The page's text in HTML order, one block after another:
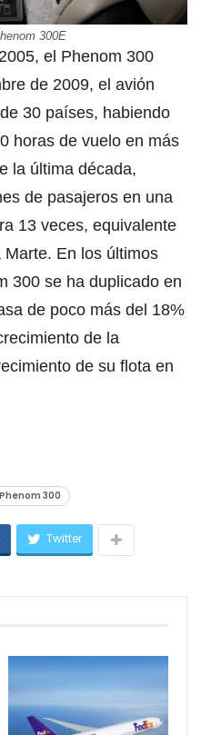
300E
el Phenom 300
de 2009, el avión
30 países, habiendo
horas de vuelo en más
la última década,
de pasajeros en una
13 veces, equivalente
En los últimos
300 se ha duplicado en
de poco más del 18%
de la
de su flota en
Phenom 300
Twitter